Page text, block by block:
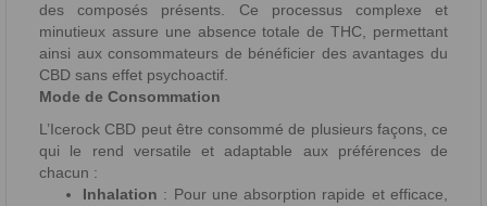
des composés présents. Ce processus complexe et
minutieux assure une absence totale de THC, permettant
ainsi aux consommateurs de bénéficier des avantages du
CBD sans effet psychoactif.
Mode de Consommation
L’Icerock CBD peut être consommé de plusieurs façons, ce
qui le rend versatile et adaptable aux préférences de
chacun :
Inhalation : Pour une absorption rapide et efficace,